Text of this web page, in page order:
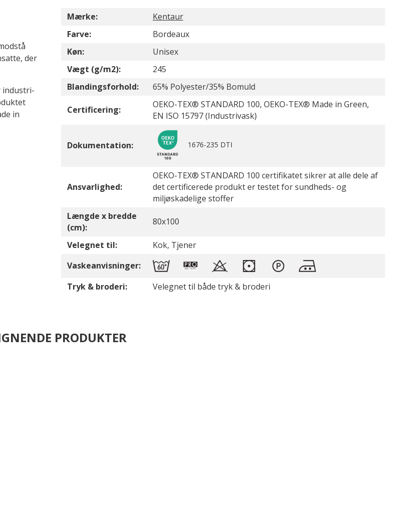
der
industri-
in
Mærke:
Kentaur
Farve:
Bordeaux
Køn:
Unisex
Vægt (g/m2):
245
Blandingsforhold:
65% Polyester/35% Bomuld
Certificering:
OEKO-TEX® STANDARD 100, OEKO-TEX® Made in Green,
EN ISO 15797 (Industrivask)
Dokumentation: 1676-235 DTI
Ansvarlighed:
OEKO-TEX® STANDARD 100 certifikatet sikrer at alle dele af
det certificerede produkt er testet for sundheds- og
miljøskadelige stoffer
Længde x bredde
(cm):
80x100
Velegnet til:
Kok, Tjener
Vaskeanvisninger:
Tryk & broderi:
Velegnet til både tryk & broderi
PRODUKTER